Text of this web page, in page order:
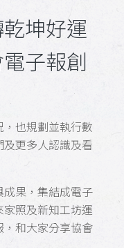
坤好運
子報創
也規劃並執行數
更多人認識及看
果，集結成電子
照及新知工坊運
和大家分享協會